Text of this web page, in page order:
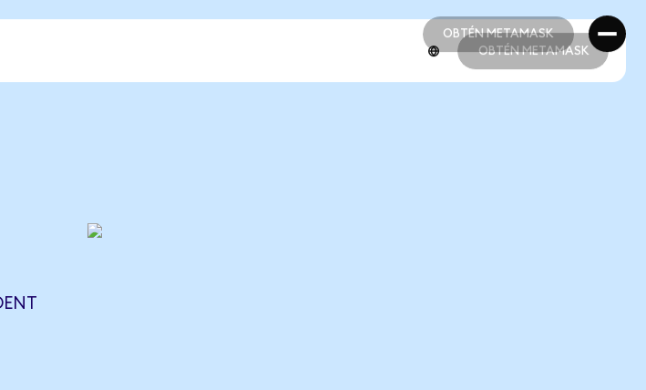
OBTÉN METAMASK
OBTÉN METAMASK
OBTÉN METAMASK